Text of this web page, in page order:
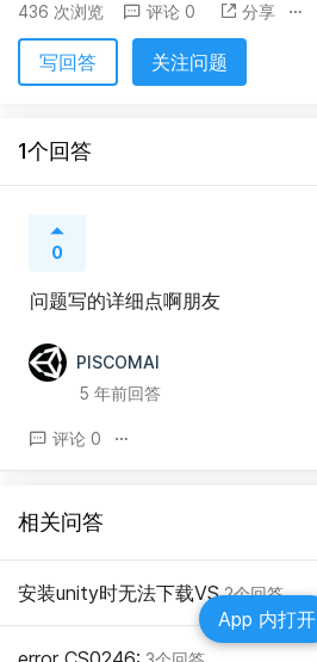
436 次浏览 评论 0 分享
写回答 关注问题
1个回答
0
问题写的详细点啊朋友
PISCOMAI
5 年前回答
评论 0
相关问答
安装unity时无法下载VS 2个回答
App 内打开